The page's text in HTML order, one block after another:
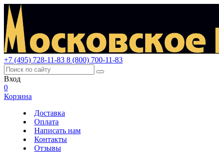
+7 (495) 728-11-83 8 (800) 700-11-83
Вход
0
Корзина
Доставка
Оплата
Написать нам
Контакты
Отзывы